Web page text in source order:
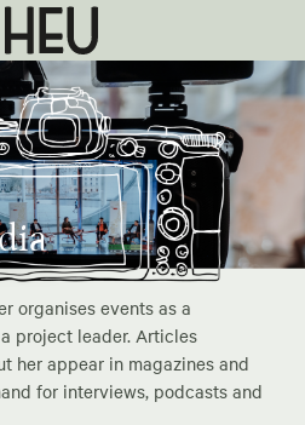
organises events as a
project leader. Articles
her appear in magazines and
for interviews, podcasts and